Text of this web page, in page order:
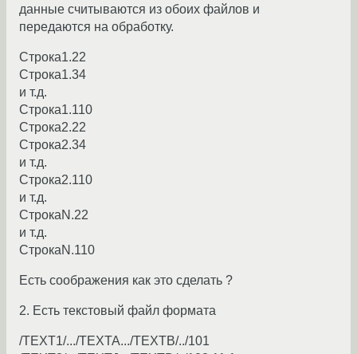
данные считываются из обоих файлов и
передаются на обработку.
Строка1.22
Строка1.34
и т.д.
Строка1.110
Строка2.22
Строка2.34
и т.д.
Строка2.110
и т.д.
СтрокаN.22
и т.д.
СтрокаN.110
Есть соображения как это сделать ?
2. Есть текстовый файл формата
/TEXT1/.../TEXTA.../TEXTB/../101